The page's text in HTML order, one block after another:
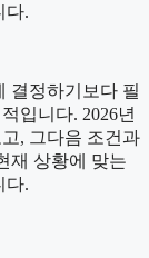
다.
결정하기보다 필
입니다. 2026년
, 그다음 조건과
재 상황에 맞는
다.